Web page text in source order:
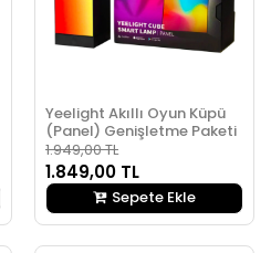
Yeelight Akıllı Oyun Küpü
(Panel) Genişletme Paketi
1.949,00 TL
1.849,00 TL
Sepete Ekle